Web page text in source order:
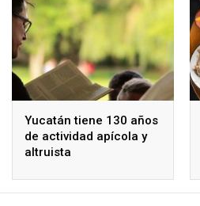
Yucatán tiene 130 años
de actividad apícola y
altruista